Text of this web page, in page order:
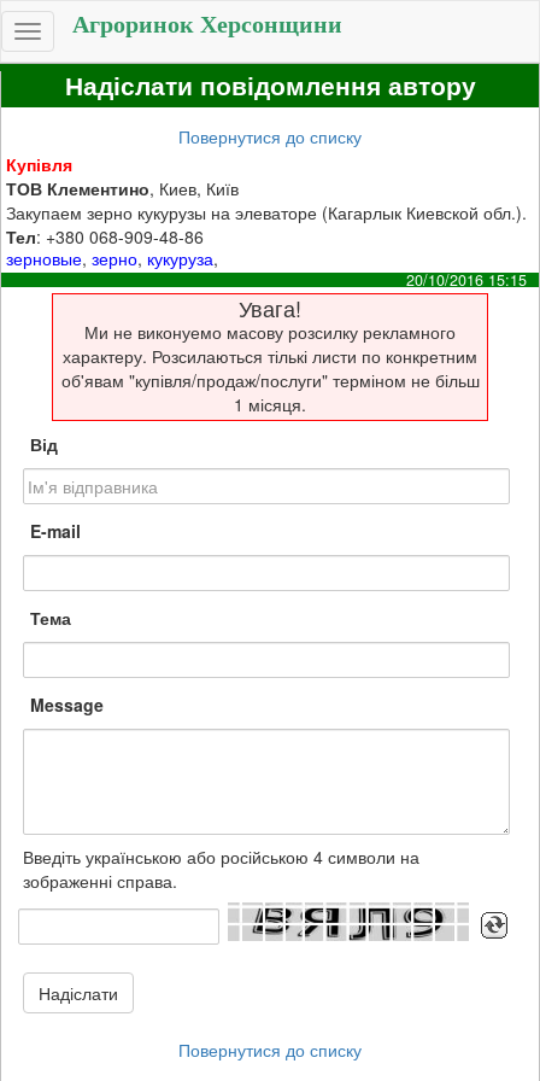
Toggle
navigation
Агроринок Херсонщини
Надіслати повідомлення автору
Повернутися до списку
Купівля
ТОВ Клементино, Киев, Київ
Закупаем зерно кукурузы на элеваторе (Кагарлык Киевской обл.).
Тел: +380 068-909-48-86
зерновые,зерно, кукуруза,
20/10/2016 15:15
Увага!
Ми не виконуемо масову розсилку рекламного
характеру. Розсилаються тількі листи по конкретним
об'явам "купівля/продаж/послуги" терміном не більш
1 місяця.
Від
E-mail
Тема
Message
Введіть українською або російською 4 символи на
зображенні справа.
Надіслати
Повернутися до списку